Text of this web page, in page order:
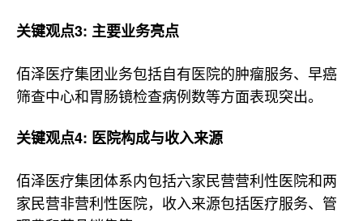
关键观点3: 主要业务亮点
佰泽医疗集团业务包括自有医院的肿瘤服务、早癌
筛查中心和胃肠镜检查病例数等方面表现突出。
关键观点4: 医院构成与收入来源
佰泽医疗集团体系内包括六家民营营利性医院和两
家民营非营利性医院，收入来源包括医疗服务、管